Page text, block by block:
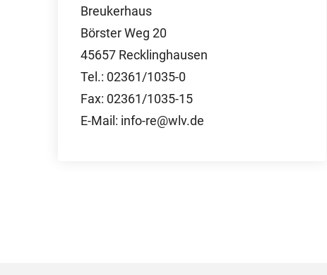
Breukerhaus
Börster Weg 20
45657 Recklinghausen
Tel.: 02361/1035-0
Fax: 02361/1035-15
E-Mail: info-re@wlv.de